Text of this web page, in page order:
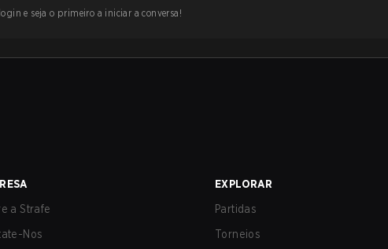
e seja o primeiro a iniciar a conversa!
a Strafe
Nos
EXPLORAR
Partidas
Torneios